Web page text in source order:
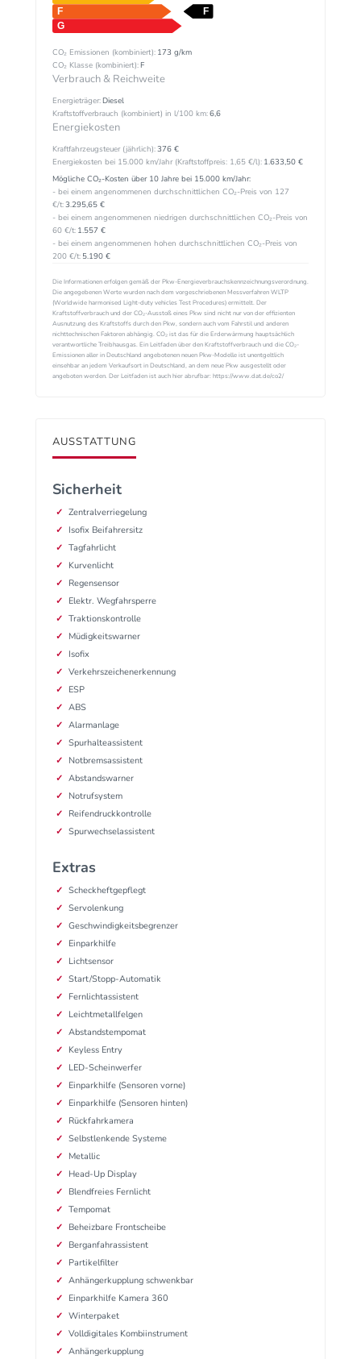
CO₂ Emissionen (kombiniert): 173 g/km
CO₂ Klasse (kombiniert):F
Verbrauch & Reichweite
Energieträger:Diesel
Kraftstoffverbrauch (kombiniert) in l/100 km:6,6
Energiekosten
Kraftfahrzeugsteuer (jährlich):376 €
Energiekosten bei 15.000 km/Jahr (Kraftstoffpreis: 1,65€/l): 1.633,50 €
Mögliche CO₂-Kosten über 10 Jahre bei 15.000 km/Jahr:
- bei einem angenommenen durchschnittlichen CO₂-Preis von 127
€/t:3.295,65 €
- bei einem angenommenen niedrigen durchschnittlichen CO₂-Preis von
60 €/t: 1.557 €
- bei einem angenommenen hohen durchschnittlichen CO₂-Preis von
200 €/t: 5.190 €
Die Informationen erfolgen gemäß der Pkw-Energieverbrauchskennzeichnungsverordnung.
Die angegebenen Werte wurden nach dem vorgeschriebenen Messverfahren WLTP
(Worldwide harmonised Light-duty vehicles Test Procedures) ermittelt. Der
Kraftstoffverbrauch und der CO₂-Ausstoß eines Pkw sind nicht nur von der effizienten
Ausnutzung des Kraftstoffs durch den Pkw, sondern auch vom Fahrstil und anderen
nichttechnischen Faktoren abhängig. CO₂ ist das für die Erderwärmung hauptsächlich
verantwortliche Treibhausgas. Ein Leitfaden über den Kraftstoffverbrauch und die CO₂-
Emissionen aller in Deutschland angebotenen neuen Pkw-Modelle ist unentgeltlich
einsehbar an jedem Verkaufsort in Deutschland, an dem neue Pkw ausgestellt oder
angeboten werden. Der Leitfaden ist auch hier abrufbar: https://www.dat.de/co2/
AUSSTATTUNG
Sicherheit
Zentralverriegelung
Isofix Beifahrersitz
Tagfahrlicht
Kurvenlicht
Regensensor
Elektr. Wegfahrsperre
Traktionskontrolle
Müdigkeitswarner
Isofix
Verkehrszeichenerkennung
ESP
ABS
Alarmanlage
Spurhalteassistent
Notbremsassistent
Abstandswarner
Notrufsystem
Reifendruckkontrolle
Spurwechselassistent
Extras
Scheckheftgepflegt
Servolenkung
Geschwindigkeitsbegrenzer
Einparkhilfe
Lichtsensor
Start/Stopp-Automatik
Fernlichtassistent
Leichtmetallfelgen
Abstandstempomat
Keyless Entry
LED-Scheinwerfer
Einparkhilfe (Sensoren vorne)
Einparkhilfe (Sensoren hinten)
Rückfahrkamera
Selbstlenkende Systeme
Metallic
Head-Up Display
Blendfreies Fernlicht
Tempomat
Beheizbare Frontscheibe
Berganfahrassistent
Partikelfilter
Anhängerkupplung schwenkbar
Einparkhilfe Kamera 360
Winterpaket
Volldigitales Kombiinstrument
Anhängerkupplung